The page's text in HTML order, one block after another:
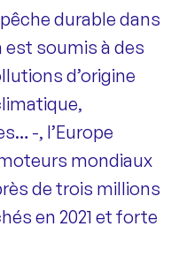
durable dans
est soumis à des
d’origine
-, l’Europe
mondiaux
de trois millions
en 2021 et forte